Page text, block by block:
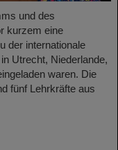
und des
kurzem eine
der internationale
Utrecht, Niederlande,
waren. Die
fünf Lehrkräfte aus